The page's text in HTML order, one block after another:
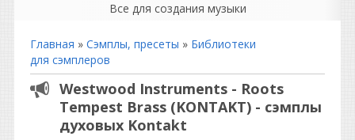
Все для создания музыки
Главная » Сэмплы, пресеты » Библиотеки
для сэмплеров
Westwood Instruments - Roots
Tempest Brass (KONTAKT) - сэмплы
духовых Kontakt